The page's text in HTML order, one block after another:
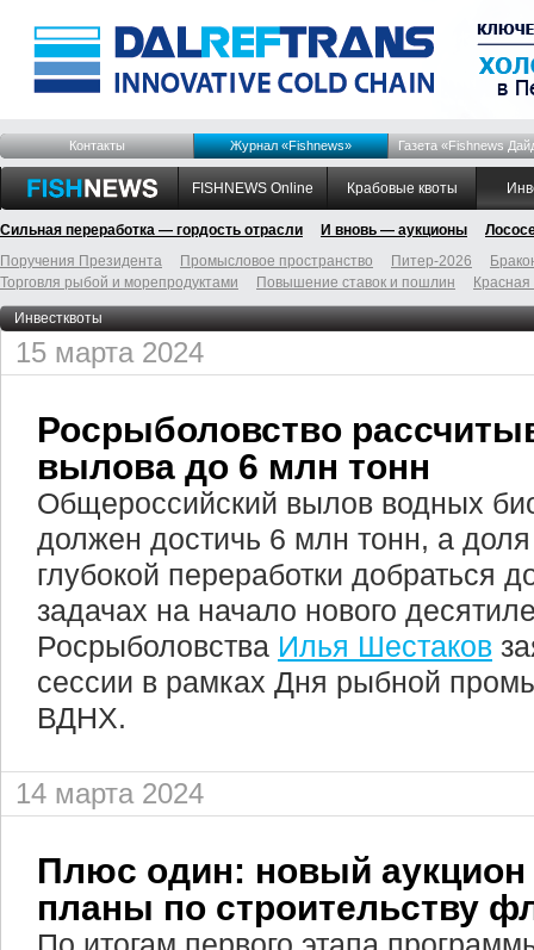
Контакты Журнал «Fishnews» Газета «Fishnews
FISHNEWS Online Крабовые квоты
Сильная переработка — гордость отрасли И вновь — аукционы
Поручения Президента
Промысловое пространство Питер-2026
Торговля рыбой и морепродуктами
Повышение ставок и пошлин
Инвестквоты
15 марта 2024
Росрыболовство
вылова до 6 млн тонн
Общероссийский вылов водных
должен достичь 6 млн тонн, а
глубокой переработки добраться
задачах на начало нового
Росрыболовства Илья Шестаков
сессии в рамках Дня рыбной
ВДНХ.
14 марта 2024
Плюс один: новый аукцион
планы по строительству